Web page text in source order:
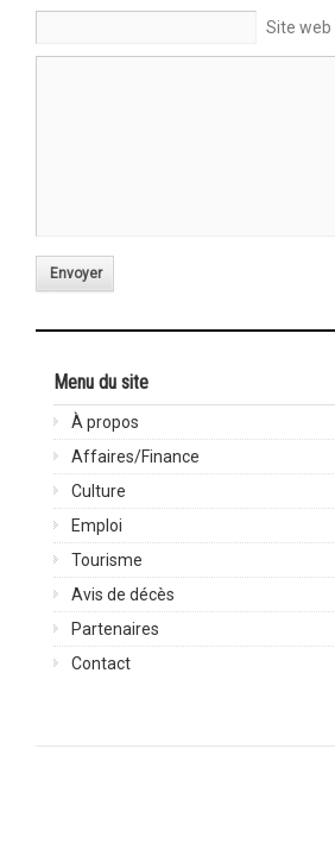
Site web
Envoyer
Menu du site
À propos
Affaires/Finance
Culture
Emploi
Tourisme
Avis de décès
Partenaires
Contact